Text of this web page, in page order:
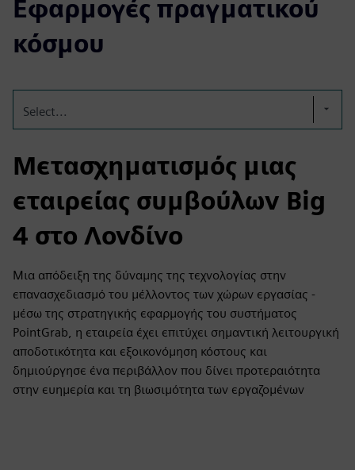
Εφαρμογές πραγματικού
κόσμου
Select...
Μετασχηματισμός μιας
εταιρείας συμβούλων Big
4 στο Λονδίνο
Μια απόδειξη της δύναμης της τεχνολογίας στην
επανασχεδιασμό του μέλλοντος των χώρων εργασίας -
μέσω της στρατηγικής εφαρμογής του συστήματος
PointGrab, η εταιρεία έχει επιτύχει σημαντική λειτουργική
αποδοτικότητα και εξοικονόμηση κόστους και
δημιούργησε ένα περιβάλλον που δίνει προτεραιότητα
στην ευημερία και τη βιωσιμότητα των εργαζομένων